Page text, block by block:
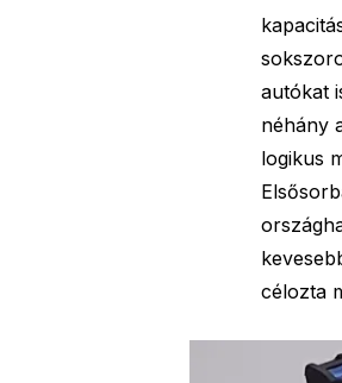
autókat
néhány
logikus
célozta